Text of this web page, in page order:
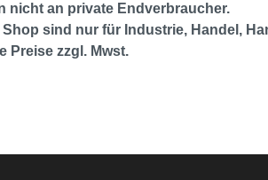
nicht an private Endverbraucher.
sind nur für Industrie, Handel,
Preise zzgl. Mwst.